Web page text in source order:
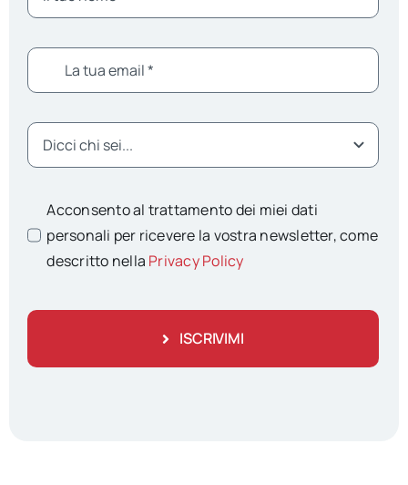
Acconsento al trattamento dei miei dati
personali per ricevere la vostra newsletter, come
descritto nella Privacy Policy
ISCRIVIMI